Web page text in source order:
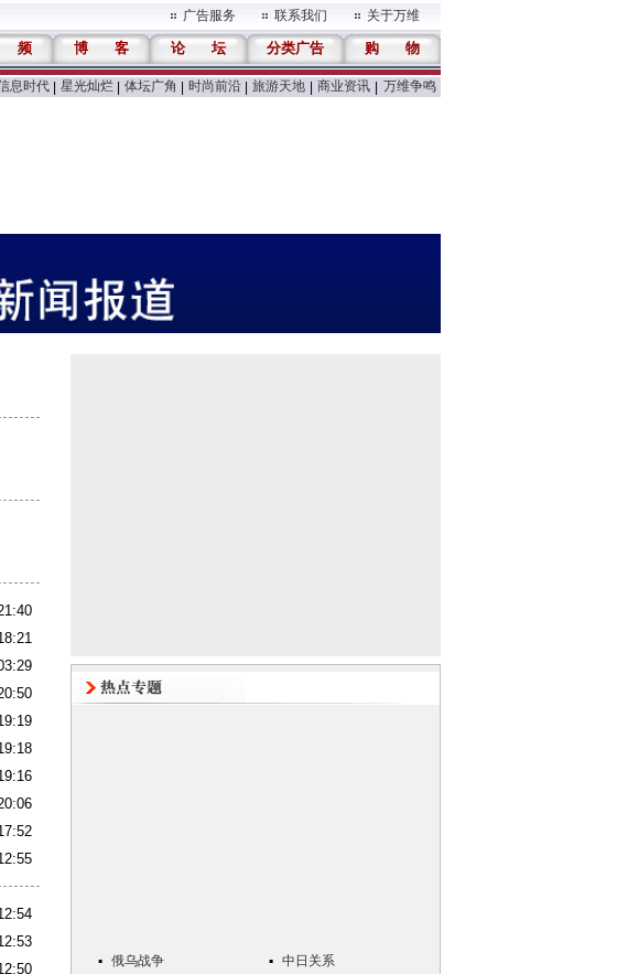
广告服务 联系我们 关于万维
频 博 客 论 坛 分类广告 购 物
息时代 星光灿烂 体坛广角 时尚前沿 旅游天地 商业资讯 万维争鸣
俄乌战争
中日关系